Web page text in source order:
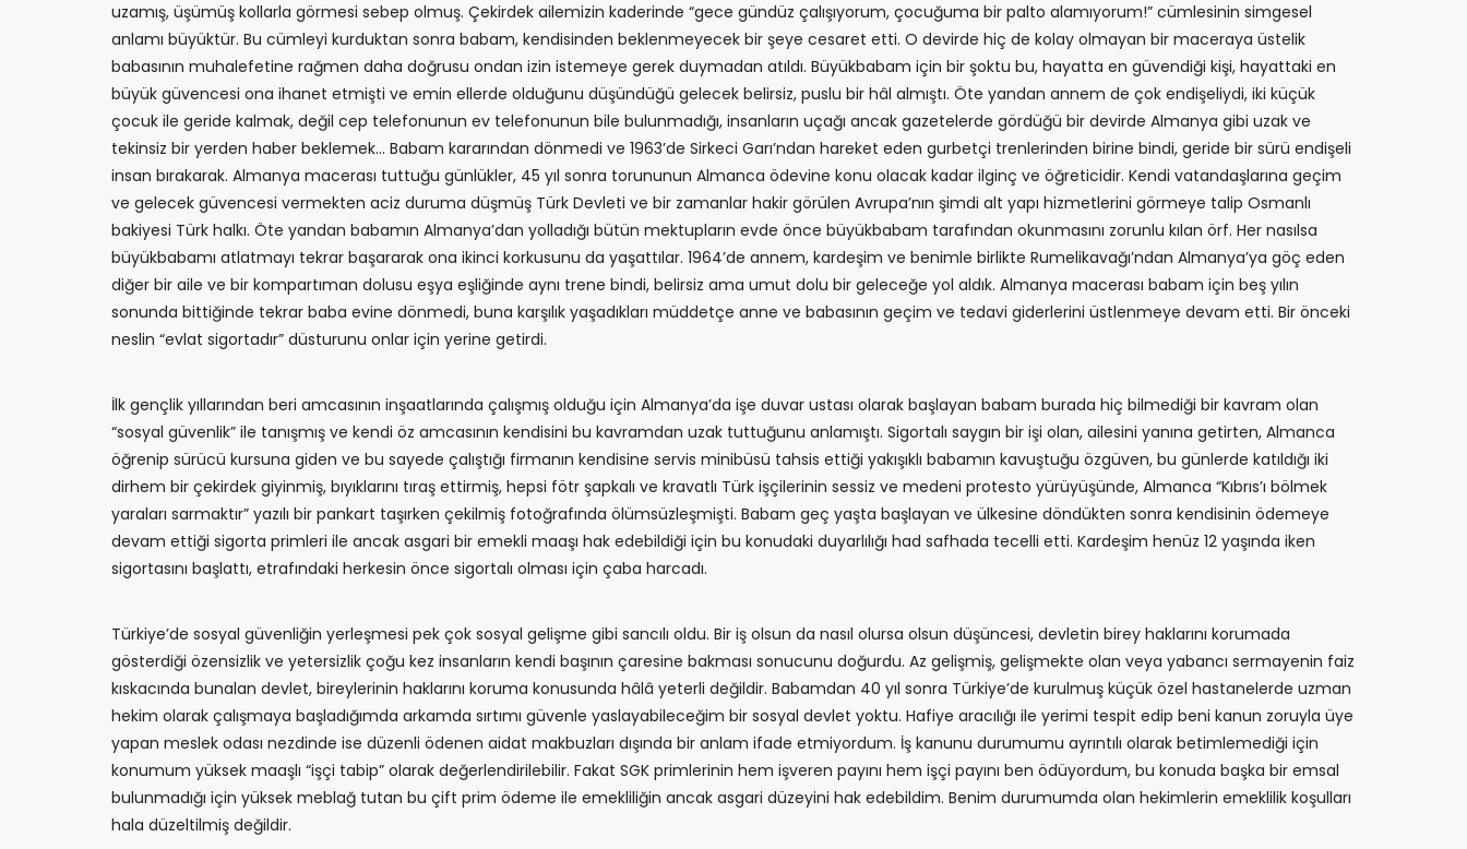
uzamış, üşümüş kollarla görmesi sebep olmuş. Çekirdek ailemizin kaderinde “gece gündüz çalışıyorum, çocuğuma bir palto alamıyorum!” cümlesinin simgesel
anlamı büyüktür. Bu cümleyi kurduktan sonra babam, kendisinden beklenmeyecek bir şeye cesaret etti. O devirde hiç de kolay olmayan bir maceraya üstelik
babasının muhalefetine rağmen daha doğrusu ondan izin istemeye gerek duymadan atıldı. Büyükbabam için bir şoktu bu, hayatta en güvendiği kişi, hayattaki en
büyük güvencesi ona ihanet etmişti ve emin ellerde olduğunu düşündüğü gelecek belirsiz, puslu bir hâl almıştı. Öte yandan annem de çok endişeliydi, iki küçük
çocuk ile geride kalmak, değil cep telefonunun ev telefonunun bile bulunmadığı, insanların uçağı ancak gazetelerde gördüğü bir devirde Almanya gibi uzak ve
tekinsiz bir yerden haber beklemek… Babam kararından dönmedi ve 1963’de Sirkeci Garı’ndan hareket eden gurbetçi trenlerinden birine bindi, geride bir sürü endişeli
insan bırakarak. Almanya macerası tuttuğu günlükler, 45 yıl sonra torununun Almanca ödevine konu olacak kadar ilginç ve öğreticidir. Kendi vatandaşlarına geçim
ve gelecek güvencesi vermekten aciz duruma düşmüş Türk Devleti ve bir zamanlar hakir görülen Avrupa’nın şimdi alt yapı hizmetlerini görmeye talip Osmanlı
bakiyesi Türk halkı. Öte yandan babamın Almanya’dan yolladığı bütün mektupların evde önce büyükbabam tarafından okunmasını zorunlu kılan örf. Her nasılsa
büyükbabamı atlatmayı tekrar başararak ona ikinci korkusunu da yaşattılar. 1964’de annem, kardeşim ve benimle birlikte Rumelikavağı’ndan Almanya’ya göç eden
diğer bir aile ve bir kompartıman dolusu eşya eşliğinde aynı trene bindi, belirsiz ama umut dolu bir geleceğe yol aldık. Almanya macerası babam için beş yılın
sonunda bittiğinde tekrar baba evine dönmedi, buna karşılık yaşadıkları müddetçe anne ve babasının geçim ve tedavi giderlerini üstlenmeye devam etti. Bir önceki
neslin “evlat sigortadır” düsturunu onlar için yerine getirdi.
İlk gençlik yıllarından beri amcasının inşaatlarında çalışmış olduğu için Almanya’da işe duvar ustası olarak başlayan babam burada hiç bilmediği bir kavram olan
“sosyal güvenlik” ile tanışmış ve kendi öz amcasının kendisini bu kavramdan uzak tuttuğunu anlamıştı. Sigortalı saygın bir işi olan, ailesini yanına getirten, Almanca
öğrenip sürücü kursuna giden ve bu sayede çalıştığı firmanın kendisine servis minibüsü tahsis ettiği yakışıklı babamın kavuştuğu özgüven, bu günlerde katıldığı iki
dirhem bir çekirdek giyinmiş, bıyıklarını tıraş ettirmiş, hepsi fötr şapkalı ve kravatlı Türk işçilerinin sessiz ve medeni protesto yürüyüşünde, Almanca “Kıbrıs’ı bölmek
yaraları sarmaktır” yazılı bir pankart taşırken çekilmiş fotoğrafında ölümsüzleşmişti. Babam geç yaşta başlayan ve ülkesine döndükten sonra kendisinin ödemeye
devam ettiği sigorta primleri ile ancak asgari bir emekli maaşı hak edebildiği için bu konudaki duyarlılığı had safhada tecelli etti. Kardeşim henüz 12 yaşında iken
sigortasını başlattı, etrafındaki herkesin önce sigortalı olması için çaba harcadı.
Türkiye’de sosyal güvenliğin yerleşmesi pek çok sosyal gelişme gibi sancılı oldu. Bir iş olsun da nasıl olursa olsun düşüncesi, devletin birey haklarını korumada
gösterdiği özensizlik ve yetersizlik çoğu kez insanların kendi başının çaresine bakması sonucunu doğurdu. Az gelişmiş, gelişmekte olan veya yabancı sermayenin faiz
kıskacında bunalan devlet, bireylerinin haklarını koruma konusunda hâlâ yeterli değildir. Babamdan 40 yıl sonra Türkiye’de kurulmuş küçük özel hastanelerde uzman
hekim olarak çalışmaya başladığımda arkamda sırtımı güvenle yaslayabileceğim bir sosyal devlet yoktu. Hafiye aracılığı ile yerimi tespit edip beni kanun zoruyla üye
yapan meslek odası nezdinde ise düzenli ödenen aidat makbuzları dışında bir anlam ifade etmiyordum. İş kanunu durumumu ayrıntılı olarak betimlemediği için
konumum yüksek maaşlı “işçi tabip” olarak değerlendirilebilir. Fakat SGK primlerinin hem işveren payını hem işçi payını ben ödüyordum, bu konuda başka bir emsal
bulunmadığı için yüksek meblağ tutan bu çift prim ödeme ile emekliliğin ancak asgari düzeyini hak edebildim. Benim durumumda olan hekimlerin emeklilik koşulları
hala düzeltilmiş değildir.